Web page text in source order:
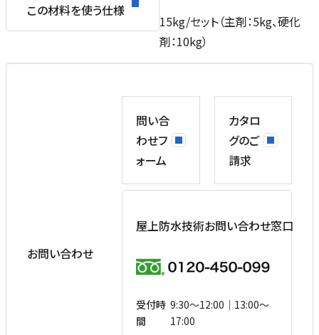
この材料を使う仕様
15kg/セット（主剤：5kg、硬化
剤：10kg）
お問い合わせ
問い合
わせフ
ォーム
カタロ
グのご
請求
屋上防水技術お問い合わせ窓口
受付時
間
9:30〜12:00｜13:00〜
17:00